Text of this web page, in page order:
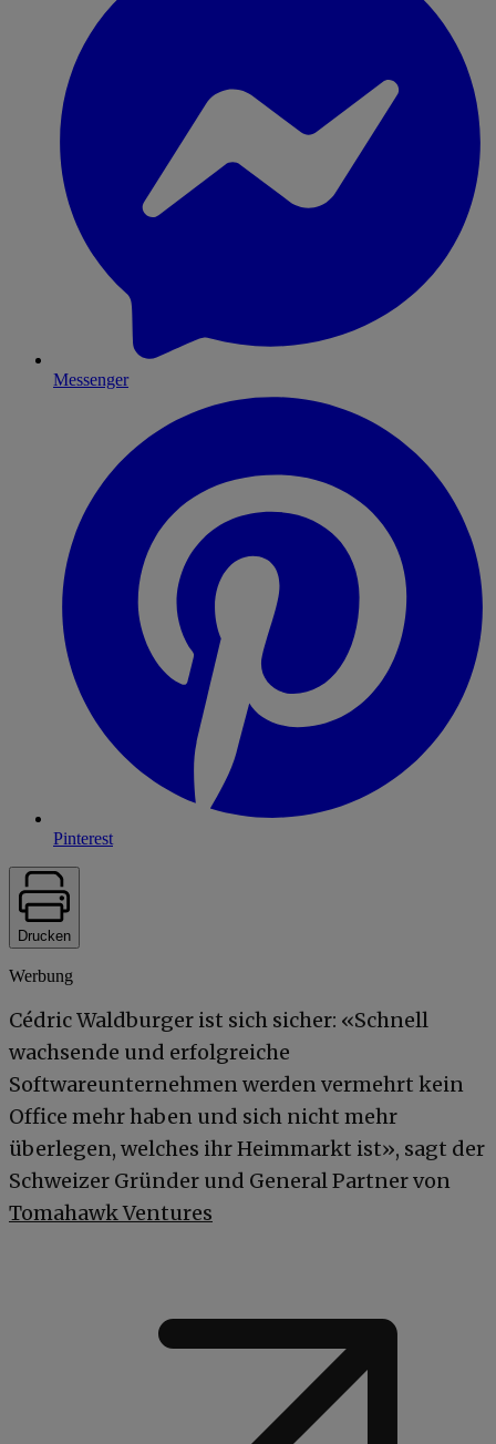
Messenger
Pinterest
Drucken
Werbung
Cédric Waldburger ist sich sicher: «Schnell
wachsende und erfolgreiche
Softwareunternehmen werden vermehrt kein
Office mehr haben und sich nicht mehr
überlegen, welches ihr Heimmarkt ist», sagt der
Schweizer Gründer und General Partner von
Tomahawk Ventures